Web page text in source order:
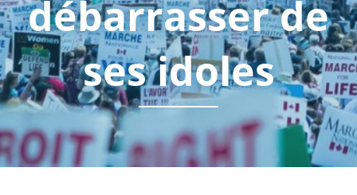
débarrasser de
ses idoles